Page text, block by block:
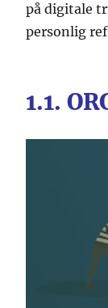
på digitale
personlig
1.1.